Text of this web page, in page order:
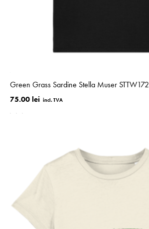
Green Grass Sardine Stella Muser STTW172
75.00 lei